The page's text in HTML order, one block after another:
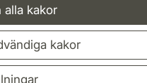
alla kakor
kakor